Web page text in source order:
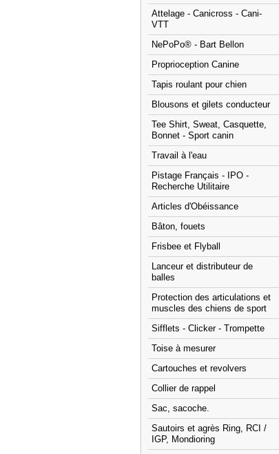
Attelage - Canicross - Cani-
VTT
NePoPo® - Bart Bellon
Proprioception Canine
Tapis roulant pour chien
Blousons et gilets conducteur
Tee Shirt, Sweat, Casquette,
Bonnet - Sport canin
Travail à l'eau
Pistage Français - IPO -
Recherche Utilitaire
Articles d'Obéissance
Bâton, fouets
Frisbee et Flyball
Lanceur et distributeur de
balles
Protection des articulations et
muscles des chiens de sport
Sifflets - Clicker - Trompette
Toise à mesurer
Cartouches et revolvers
Collier de rappel
Sac, sacoche.
Sautoirs et agrès Ring, RCI /
IGP, Mondioring